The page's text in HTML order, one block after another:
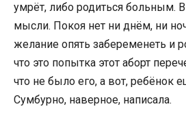
умрёт, либо родиться больным.
мысли. Покоя нет ни днём, ни
желание опять забеременеть и
что это попытка этот аборт
что не было его, а вот, ребёнок
Сумбурно, наверное, написала.